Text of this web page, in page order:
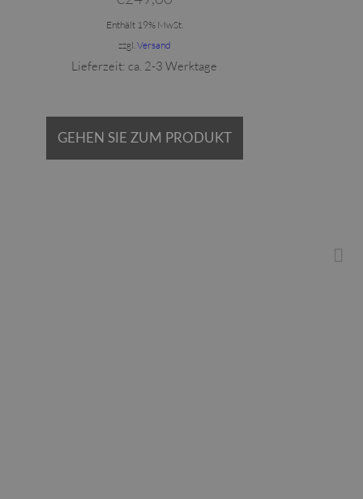
Enthält 19% MwSt.
zzgl.Versand
Lieferzeit: ca. 2-3 Werktage
GEHEN SIE ZUM PRODUKT